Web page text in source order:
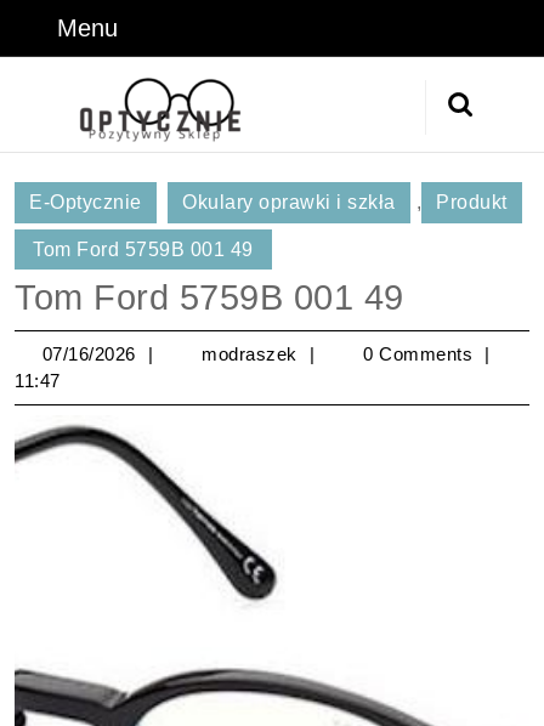
Menu
E-Optycznie Okulary oprawki i szkła , Produkt
Tom Ford 5759B 001 49
Tom Ford 5759B 001 49
07/16/2026 07/16/2026
modraszek modraszek
0 Comments
11:47